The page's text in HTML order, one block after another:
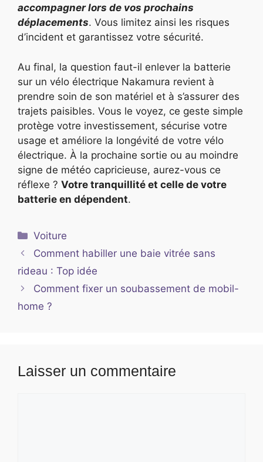
accompagner lors de vos prochains
déplacements. Vous limitez ainsi les risques
d’incident et garantissez votre sécurité.
Au final, la question faut-il enlever la batterie
sur un vélo électrique Nakamura revient à
prendre soin de son matériel et à s’assurer des
trajets paisibles. Vous le voyez, ce geste simple
protège votre investissement, sécurise votre
usage et améliore la longévité de votre vélo
électrique. À la prochaine sortie ou au moindre
signe de météo capricieuse, aurez-vous ce
réflexe ? Votre tranquillité et celle de votre
batterie en dépendent.
Catégories
Voiture
Comment habiller une baie vitrée sans
rideau : Top idée
Comment fixer un soubassement de mobil-
home ?
Laisser un commentaire